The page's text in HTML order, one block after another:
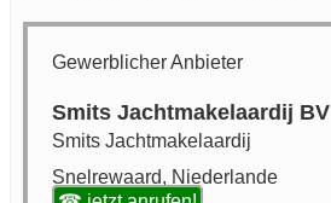
Gewerblicher Anbieter
Smits Jachtmakelaardij BV
Smits Jachtmakelaardij
Snelrewaard, Niederlande